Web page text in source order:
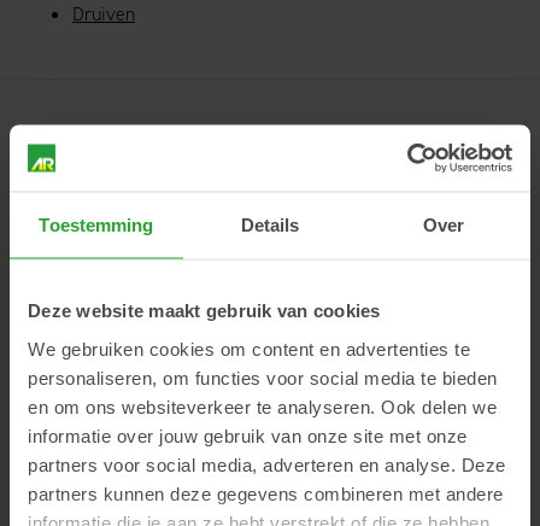
Toestemming Details Over
Deze website maakt gebruik van cookies
We gebruiken cookies om content en advertenties te
personaliseren, om functies voor social media te bieden
en om ons websiteverkeer te analyseren. Ook delen we
informatie over jouw gebruik van onze site met onze
partners voor social media, adverteren en analyse. Deze
partners kunnen deze gegevens combineren met andere
informatie die je aan ze hebt verstrekt of die ze hebben
Druiven
AgruniekRijnvallei
Hoofdkantoor
info@argroep.nl
Snel naar...
Rundvee
Akkerbouw